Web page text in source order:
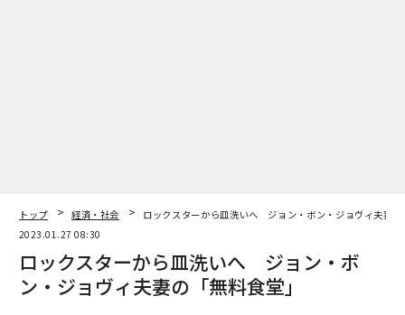
トップ 経済・社会
ロックスターから皿洗いへ ジョン・ボン・ジョヴィ夫妻の
2023.01.27 08:30
ロックスターから皿洗いへ ジョン・ボ
ン・ジョヴィ夫妻の「無料食堂」